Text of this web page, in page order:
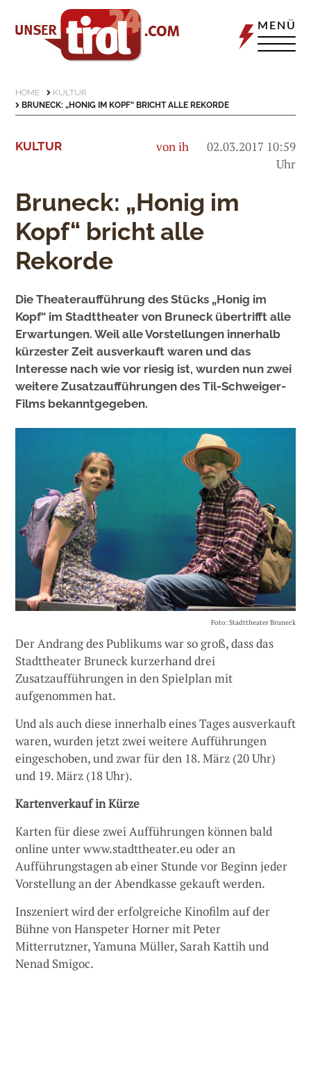
MENÜ
HOME
KULTUR
BRUNECK: „HONIG IM KOPF“ BRICHT ALLE REKORDE
KULTUR von ih
02.03.2017 10:59
Uhr
Bruneck: „Honig im
Kopf“ bricht alle
Rekorde
Die Theateraufführung des Stücks „Honig im
Kopf“ im Stadttheater von Bruneck übertrifft alle
Erwartungen. Weil alle Vorstellungen innerhalb
kürzester Zeit ausverkauft waren und das
Interesse nach wie vor riesig ist, wurden nun zwei
weitere Zusatzaufführungen des Til-Schweiger-
Films bekanntgegeben.
Foto: Stadttheater Bruneck
Der Andrang des Publikums war so groß, dass das
Stadttheater Bruneck kurzerhand drei
Zusatzaufführungen in den Spielplan mit
aufgenommen hat.
Und als auch diese innerhalb eines Tages ausverkauft
waren, wurden jetzt zwei weitere Aufführungen
eingeschoben, und zwar für den 18. März (20 Uhr)
und 19. März (18 Uhr).
Kartenverkauf in Kürze
Karten für diese zwei Aufführungen können bald
online unter www.stadttheater.eu oder an
Aufführungstagen ab einer Stunde vor Beginn jeder
Vorstellung an der Abendkasse gekauft werden.
Inszeniert wird der erfolgreiche Kinofilm auf der
Bühne von Hanspeter Horner mit Peter
Mitterrutzner, Yamuna Müller, Sarah Kattih und
Nenad Smigoc.